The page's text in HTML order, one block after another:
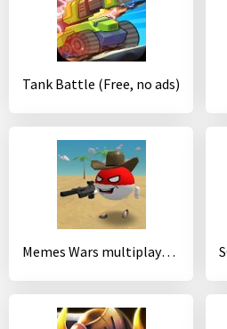
Tank Battle (Free, no ads)
Memes Wars multiplayer sandbox